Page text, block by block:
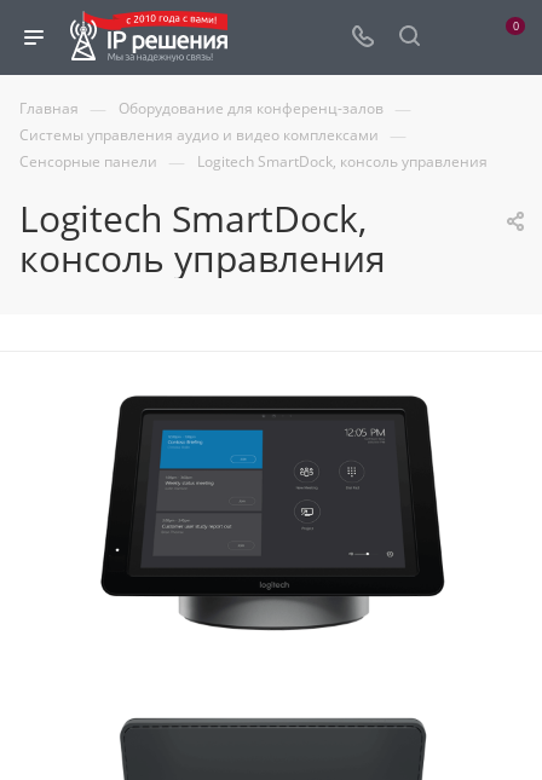
0
Главная — Оборудование для конференц-залов —
Системы управления аудио и видео комплексами —
Сенсорные панели — Logitech SmartDock, консоль управления
Logitech SmartDock,
консоль управления